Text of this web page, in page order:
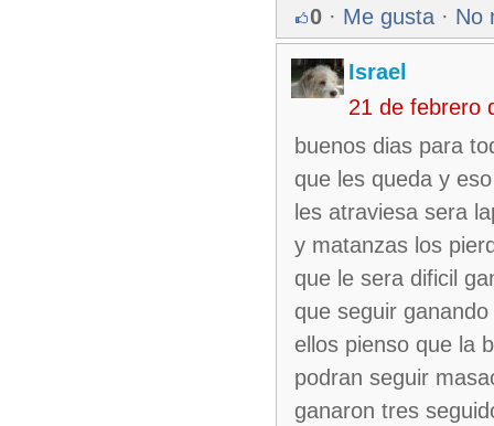
0 · Me gusta · No
Israel
21 de febrero
buenos dias para
que les queda y
les atraviesa sera
y matanzas los
que le sera dificil
que seguir
ellos pienso que la
podran seguir
ganaron tres